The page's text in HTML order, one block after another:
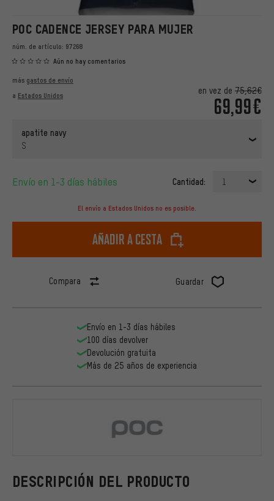
POC CADENCE JERSEY PARA MUJER
núm. de artículo: 97268
Aún no hay comentarios
en vez de 75,62€
69,99€
más gastos de envío
a Estados Unidos
apatite navy
S
Envío en 1-3 días hábiles Cantidad: 1
El envío a Estados Unidos no es posible.
Añadir a cesta
Compara Guardar
DESCRIPCIÓN DEL PRODUCTO
Envío en 1-3 días hábiles
100 días devolver
Devolución gratuita
Más de 25 años de experiencia